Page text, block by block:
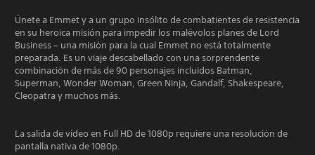
Únete a Emmet y a un grupo insólito de combatientes de resistencia
en su heroica misión para impedir los malévolos planes de Lord
Business – una misión para la cual Emmet no está totalmente
preparada. Es un viaje descabellado con una sorprendente
combinación de más de 90 personajes incluidos Batman,
Superman, Wonder Woman, Green Ninja, Gandalf, Shakespeare,
Cleopatra y muchos más.
La salida de video en Full HD de 1080p requiere una resolución de
pantalla nativa de 1080p.